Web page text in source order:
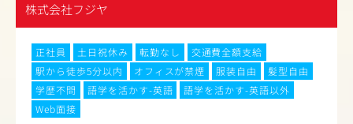
株式会社フジヤ
正社員 土日祝休み 転勤なし
交通費全額支給
駅から徒歩5分以内
オフィスが禁煙 服装自由
髪型自由
学歴不問
語学を活かす-英語
語学を活かす-英語以外
Web面接